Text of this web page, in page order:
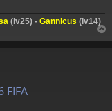
(lv25) - Gannicus (lv14)
a
FIFA